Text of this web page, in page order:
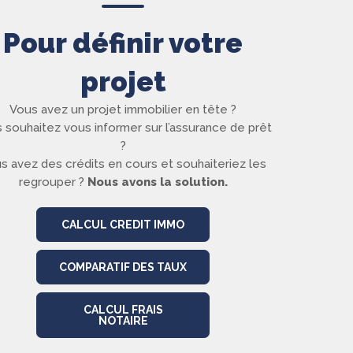
Pour définir votre
projet
Vous avez un projet immobilier en tête ?
souhaitez vous informer sur l’assurance de prêt
?
avez des crédits en cours et souhaiteriez les
regrouper ? Nous avons la solution.
CALCUL CREDIT IMMO
COMPARATIF DES TAUX
CALCUL FRAIS
NOTAIRE